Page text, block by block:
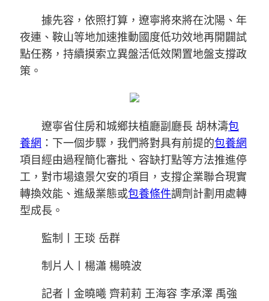
據先容，依照打算，遼寧將來將在沈陽、年
夜連、鞍山等地加速推動國度低功效地再開闢試
點任務，持續摸索立異盤活低效閑置地盤支撐政
策。
遼寧省住房和城鄉扶植廳副廳長 胡林濤包
養網 ：下一個步驟，我們將對具有前提的包養網
項目經由過程簡化審批、容缺打點等方法推進停
工，對市場遠景欠安的項目，支撐企業聯合現實
轉換效能、進級業態或包養條件調劑計劃用處轉
型成長。
監制丨王琰 岳群
制片人丨楊瀟 楊曉波
記者丨金曉曦 齊莉莉 王海容 李承澤 禹強